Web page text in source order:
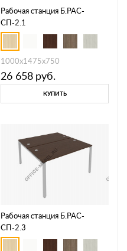
Рабочая станция Б.РАС-
СП-2.1
1000х1475х750
26 658 руб.
КУПИТЬ
Рабочая станция Б.РАС-
СП-2.3